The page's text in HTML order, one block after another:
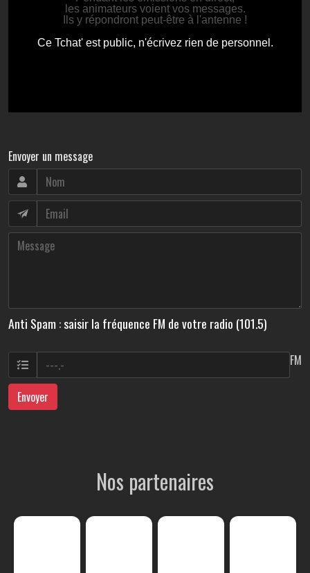
Envoyer un message
Anti Spam : saisir la fréquence FM de votre radio (101.5)
FM
Envoyer
Nos partenaires